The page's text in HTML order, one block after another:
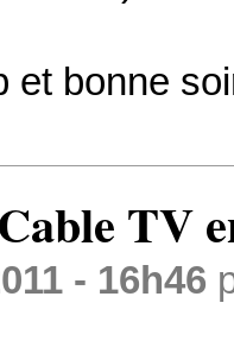
et bonne
TV
- 16h46